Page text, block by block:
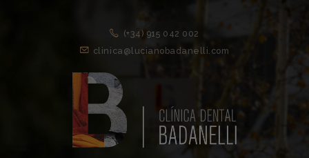
(+34) 915 042 002
clinica@lucianobadanelli.com